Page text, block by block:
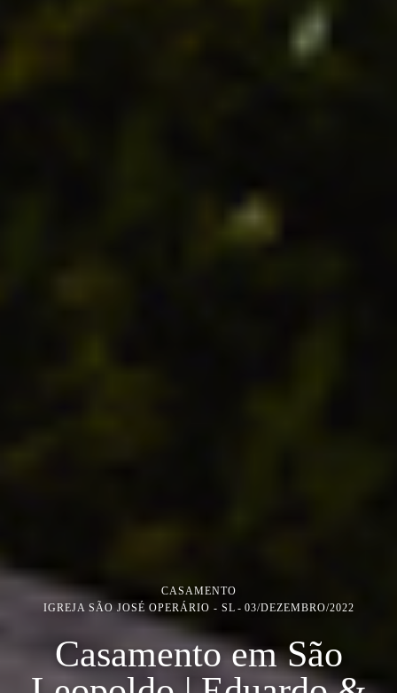
CASAMENTO
IGREJA SÃO JOSÉ OPERÁRIO - SL
03/DEZEMBRO/2022
Casamento em São